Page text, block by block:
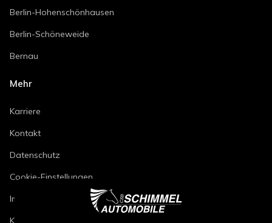
Berlin-Hohenschönhausen
Berlin-Schöneweide
Bernau
Mehr
Karriere
Kontakt
Datenschutz
Cookie-Einstellungen
Impressum
Kfz-Reparaturbedingungen